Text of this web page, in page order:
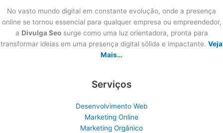
No vasto mundo digital em constante evolução, onde a presença
online se tornou essencial para qualquer empresa ou empreendedor,
a Divulga Seosurge como uma luz orientadora, pronta para
transformar ideias em uma presença digital sólida e impactante. Veja
Mais…
Serviços
Desenvolvimento Web
Marketing Online
Marketing Orgânico